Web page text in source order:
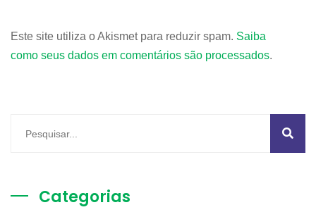
Este site utiliza o Akismet para reduzir spam. Saiba
como seus dados em comentários são processados.
Categorias